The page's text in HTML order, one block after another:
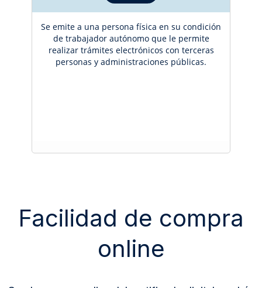
Se emite a una persona física en su condición
de trabajador autónomo que le permite
realizar trámites electrónicos con terceras
personas y administraciones públicas.
Facilidad de compra
online